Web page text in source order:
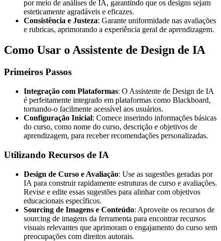
por meio de análises de IA, garantindo que os designs sejam
esteticamente agradáveis e eficazes.
Consistência e Justeza: Garante uniformidade nas avaliações
e rubricas, aprimorando a experiência geral de aprendizagem.
Como Usar o Assistente de Design de IA
Primeiros Passos
Integração com Plataformas: O Assistente de Design de IA
é perfeitamente integrado em plataformas como Blackboard,
tornando-o facilmente acessível aos usuários.
Configuração Inicial: Comece inserindo informações básicas
do curso, como nome do curso, descrição e objetivos de
aprendizagem, para receber recomendações personalizadas.
Utilizando Recursos de IA
Design de Curso e Avaliação: Use as sugestões geradas por
IA para construir rapidamente estruturas de curso e avaliações.
Revise e edite essas sugestões para alinhar com objetivos
educacionais específicos.
Sourcing de Imagens e Conteúdo: Aproveite os recursos de
sourcing de imagens da ferramenta para encontrar recursos
visuais relevantes que aprimoram o engajamento do curso sem
preocupações com direitos autorais.